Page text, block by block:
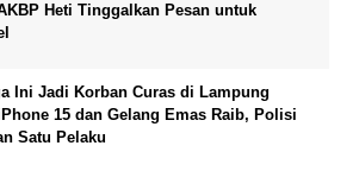
Heti Tinggalkan Pesan untuk
Ini Jadi Korban Curas di Lampung
15 dan Gelang Emas Raib, Polisi
Satu Pelaku